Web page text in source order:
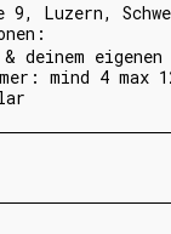
9, Luzern,
deinem
mind 4 max